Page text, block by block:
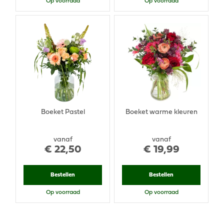
vanaf
€ 22,50
Boeket Pastel
Bestellen
Op voorraad
vanaf
€ 19,99
Boeket warme kleuren
Bestellen
Op voorraad